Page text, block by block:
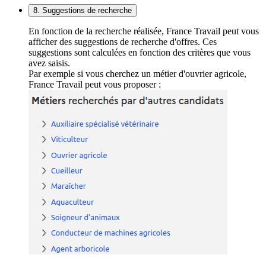
8. Suggestions de recherche
En fonction de la recherche réalisée, France Travail peut vous
afficher des suggestions de recherche d'offres. Ces
suggestions sont calculées en fonction des critères que vous
avez saisis.
Par exemple si vous cherchez un métier d'ouvrier agricole,
France Travail peut vous proposer :